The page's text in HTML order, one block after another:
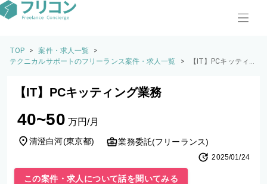
TOP > 案件・求人一覧
>
テクニカルサポートのフリーランス案件・求人一覧
>
【IT】PCキッティ
【IT】PCキッティング業務
40~50 万円/月
清澄白河(東京都) 業務委託(フリーランス)
2025/01/24
この案件・求人について話を聞いてみる